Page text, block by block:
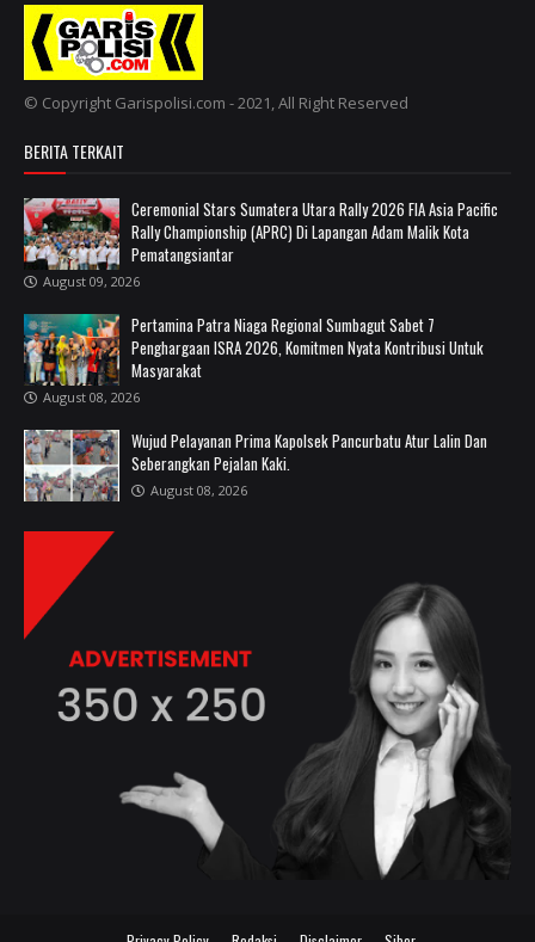
© Copyright Garispolisi.com - 2021, All Right Reserved
BERITA TERKAIT
Ceremonial Stars Sumatera Utara Rally 2026 FIA Asia Pacific
Rally Championship (APRC) Di Lapangan Adam Malik Kota
Pematangsiantar
August 09, 2026
Pertamina Patra Niaga Regional Sumbagut Sabet 7
Penghargaan ISRA 2026, Komitmen Nyata Kontribusi Untuk
Masyarakat
August 08, 2026
Wujud Pelayanan Prima Kapolsek Pancurbatu Atur Lalin Dan
Seberangkan Pejalan Kaki.
August 08, 2026